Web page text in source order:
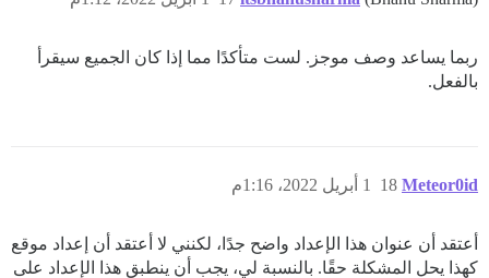
ربما يساعد وصف موجز. لست متأكدًا مما إذا كان الجميع سيقرأ
بالفعل.
Meteor0id 1 أبريل 2022، 1:16م 18
أعتقد أن عنوان هذا الإعداد واضح جدًا، لكنني لا أعتقد أن إعداد موقع
كهذا يحل المشكلة حقًا. بالنسبة لي، يجب أن ينطبق هذا الإعداد على